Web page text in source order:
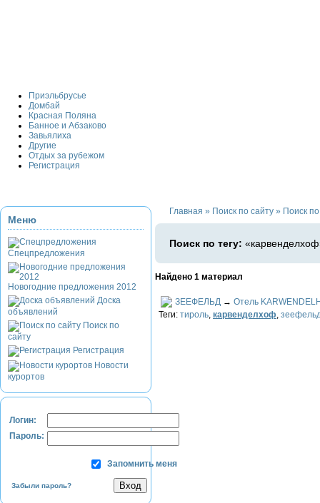
Приэльбрусье
Домбай
Красная Поляна
Банное и Абзаково
Завьялиха
Другие
Отдых за рубежом
Регистрация
Меню
Спецпредложения
Новогодние предложения 2012
Доска
объявлений
Поиск по
сайту
Регистрация
Новости
курортов
Логин:
Пароль:
Запомнить меня
Забыли пароль?
Главная » Поиск по сайту » Поиск
Поиск по тегу:
Найдено 1 материал
ЗЕЕФЕЛЬД → Отель
Теги: тироль, карвенделхоф,